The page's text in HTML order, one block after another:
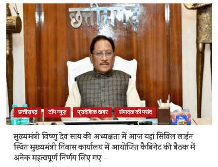
योजना
दूसरा
चरण
शुरू,
180
से
के
बारे
और
पढ़ें
छत्तीसगढ़ टॉप न्यूज़ प्रादेशिक खबर संपादक की पसंद
मुख्यमंत्री विष्णु देव साय की अध्यक्षता में आज यहां सिविल लाईन
स्थित मुख्यमंत्री निवास कार्यालय में आयोजित कैबिनेट की बैठक में
अनेक महत्वपूर्ण निर्णय लिए गए –